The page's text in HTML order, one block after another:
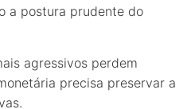
a postura prudente do
agressivos perdem
precisa preservar a